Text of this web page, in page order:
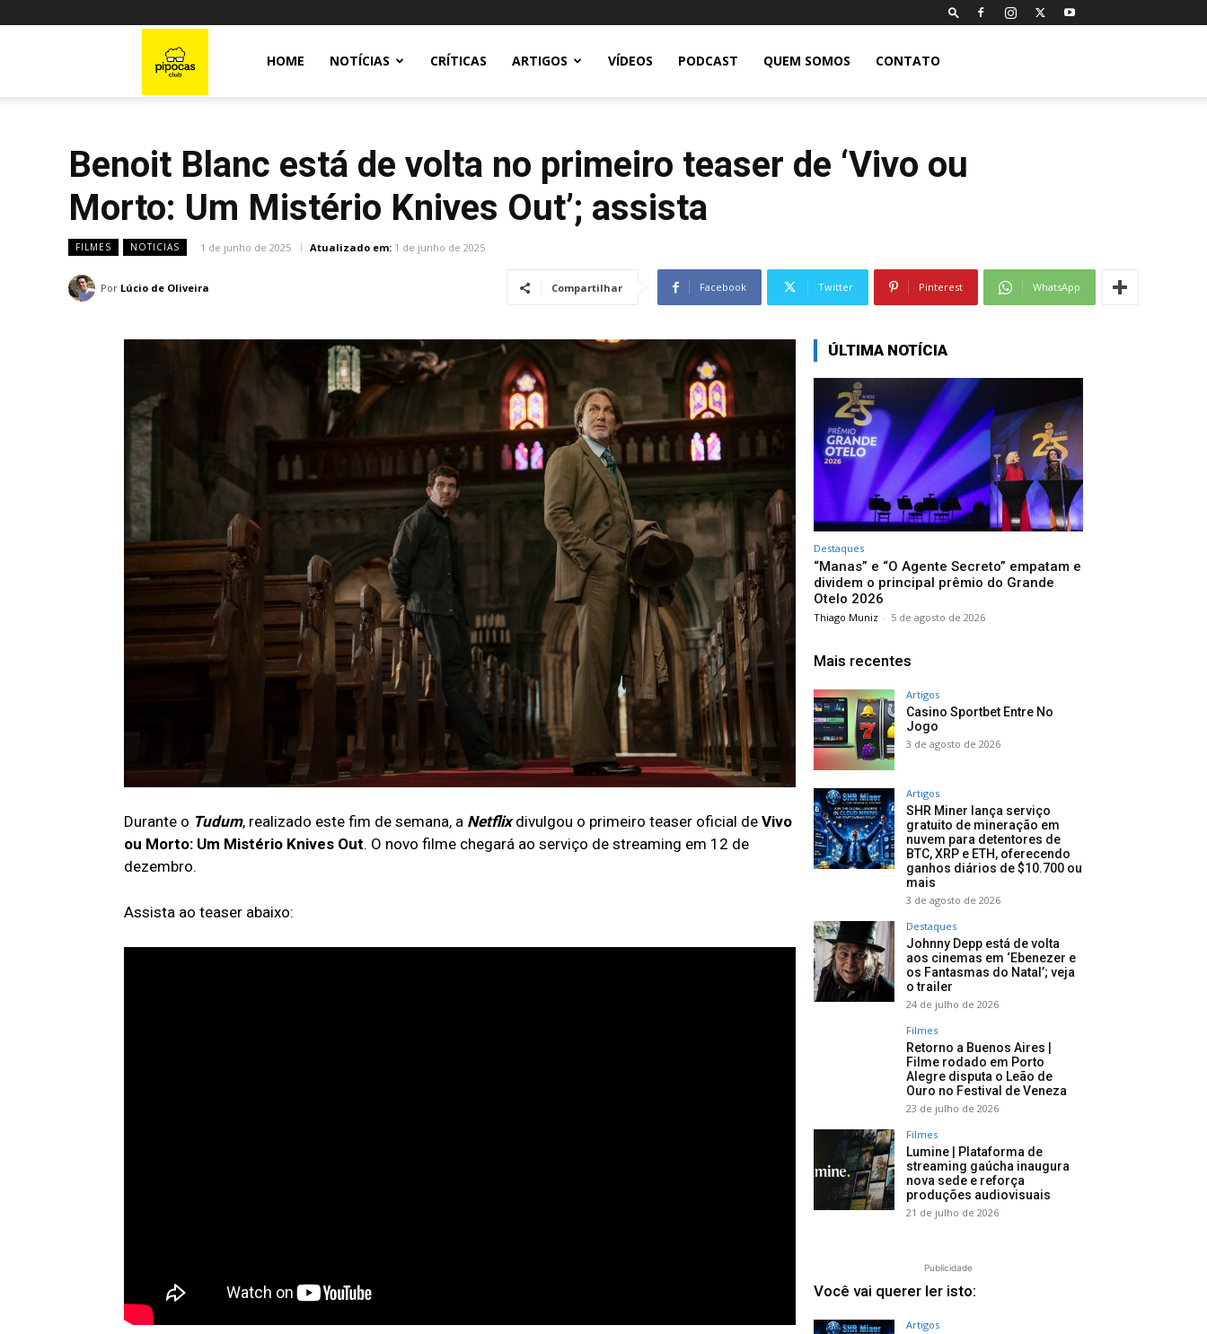
HOME NOTÍCIAS CRÍTICAS ARTIGOS VÍDEOS PODCAST QUEM SOMOS CONTATO
Benoit Blanc está de volta no primeiro teaser de ‘Vivo ou
Morto: Um Mistério Knives Out’; assista
FILMES NOTICIAS 1 de junho de 2025 Atualizado em: 1 de junho de 2025
Por Lúcio de Oliveira Compartilhar Facebook Twitter Pinterest WhatsApp
Durante o Tudum, realizado este fim de semana, a Netflixdivulgou o primeiro teaser oficial de Vivo
ou Morto: Um Mistério Knives Out. O novo filme chegará ao serviço de streaming em 12 de
dezembro.
Assista ao teaser abaixo:
ÚLTIMA NOTÍCIA
Destaques
“Manas” e “O Agente Secreto” empatam e
dividem o principal prêmio do Grande
Otelo 2026
Thiago Muniz - 5 de agosto de 2026
Mais recentes
Artigos
Casino Sportbet Entre No
Jogo
3 de agosto de 2026
Artigos
SHR Miner lança serviço
gratuito de mineração em
nuvem para detentores de
BTC, XRP e ETH, oferecendo
ganhos diários de $10.700 ou
mais
3 de agosto de 2026
Destaques
Johnny Depp está de volta
aos cinemas em ‘Ebenezer e
os Fantasmas do Natal’; veja
o trailer
24 de julho de 2026
Filmes
Retorno a Buenos Aires |
Filme rodado em Porto
Alegre disputa o Leão de
Ouro no Festival de Veneza
23 de julho de 2026
Filmes
Lumine | Plataforma de
streaming gaúcha inaugura
nova sede e reforça
produções audiovisuais
21 de julho de 2026
Publicidade
Você vai querer ler isto:
Artigos